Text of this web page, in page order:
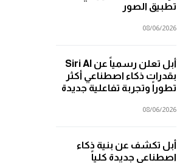
تطبيق الصور
08/06/2026
أبل تعلن رسمياً عن Siri AI
بقدرات ذكاء اصطناعي أكثر
تطوراً وتجربة تفاعلية جديدة
08/06/2026
أبل تكشف عن بنية ذكاء
اصطناعي جديدة كلياً